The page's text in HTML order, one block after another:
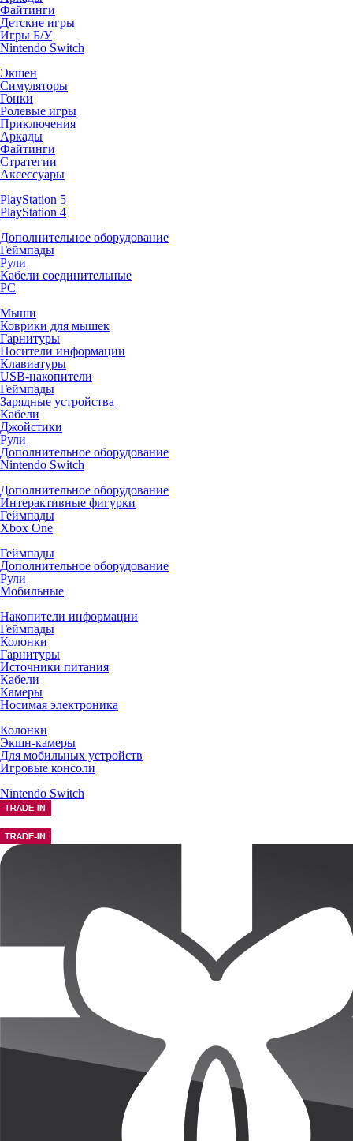
Файтинги
Детские игры
Игры Б/У
Nintendo Switch
Экшен
Симуляторы
Гонки
Ролевые игры
Приключения
Аркады
Файтинги
Стратегии
Аксессуары
PlayStation 5
PlayStation 4
Дополнительное оборудование
Геймпады
Рули
Кабели соединительные
PC
Мыши
Коврики для мышек
Гарнитуры
Носители информации
Клавиатуры
USB-накопители
Геймпады
Зарядные устройства
Кабели
Джойстики
Рули
Дополнительное оборудование
Nintendo Switch
Дополнительное оборудование
Интерактивные фигурки
Геймпады
Xbox One
Геймпады
Дополнительное оборудование
Рули
Мобильные
Накопители информации
Геймпады
Колонки
Гарнитуры
Источники питания
Кабели
Камеры
Носимая электроника
Колонки
Экшн-камеры
Для мобильных устройств
Игровые консоли
Nintendo Switch